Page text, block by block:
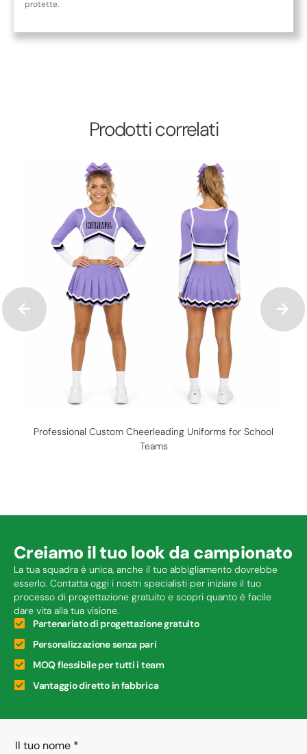
protette.
Prodotti correlati
Professional Custom Cheerleading Uniforms for School
Teams
Creiamo il tuo look da campionato
La tua squadra è unica, anche il tuo abbigliamento dovrebbe
esserlo. Contatta oggi i nostri specialisti per iniziare il tuo
processo di progettazione gratuito e scopri quanto è facile
dare vita alla tua visione.
Partenariato di progettazione gratuito
Personalizzazione senza pari
MOQ flessibile per tutti i team
Vantaggio diretto in fabbrica
Il tuo nome *